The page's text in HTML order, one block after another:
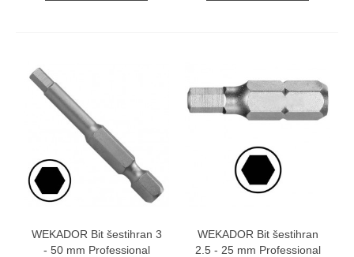
WEKADOR Bit šestihran 3
- 50 mm Professional
WEKADOR Bit šestihran
2.5 - 25 mm Professional